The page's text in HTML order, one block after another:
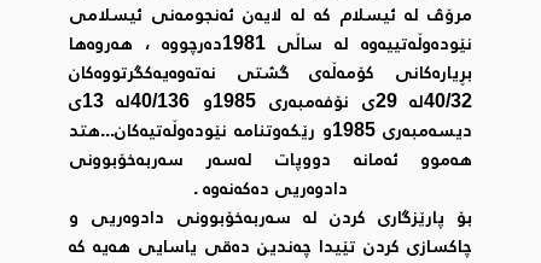
مرۆڤ لە ئیسلام کە لە لایەن ئەنجومەنی ئیسلامی
نێودەوڵەتییەوە لە ساڵی 1981دەرچووە ، هەروەها
بڕیارەکانی کۆمەڵەی گشتی نەتەوەیەکگرتووەکان
40/32لە 29ی نۆفەمبەری 1985و 40/136لە 13ی
دیسەمبەری 1985و رێکەوتنامە نێودەوڵەتیەکان...هتد
هەموو ئەمانە دووپات لەسەر سەربەخۆبوونی
دادوەریی دەکەنەوە .
بۆ پارێزگاری کردن لە سەربەخۆبوونی دادوەریی و
چاکسازی کردن تێیدا چەندین دەقی یاسایی هەیە کە